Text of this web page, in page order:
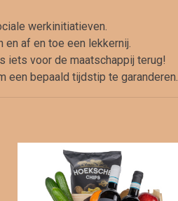
werkinitiatieven.
af en toe een lekkernij.
iets voor de maatschappij terug!
een bepaald tijdstip te garanderen.